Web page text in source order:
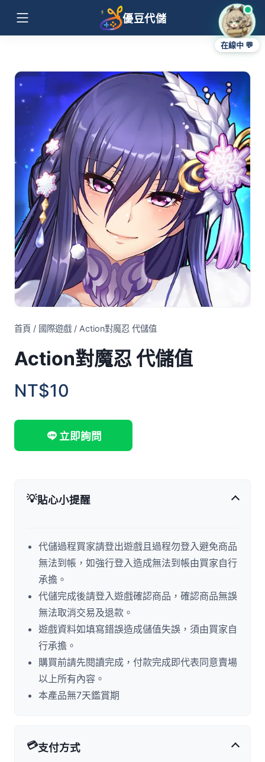
優豆代儲
首頁 / 國際遊戲 / Action對魔忍 代儲值
Action對魔忍 代儲值
NT$10
立即詢問
💡貼心小提醒
代儲過程買家請登出遊戲且過程勿登入避免商品
無法到帳，如強行登入造成無法到帳由買家自行
承擔。
代儲完成後請登入遊戲確認商品，確認商品無誤
無法取消交易及退款。
遊戲資料如填寫錯誤造成儲值失誤，須由買家自
行承擔。
購買前請先閱讀完成，付款完成即代表同意賣場
以上所有內容。
本產品無7天鑑賞期
💳支付方式
在線中 💬